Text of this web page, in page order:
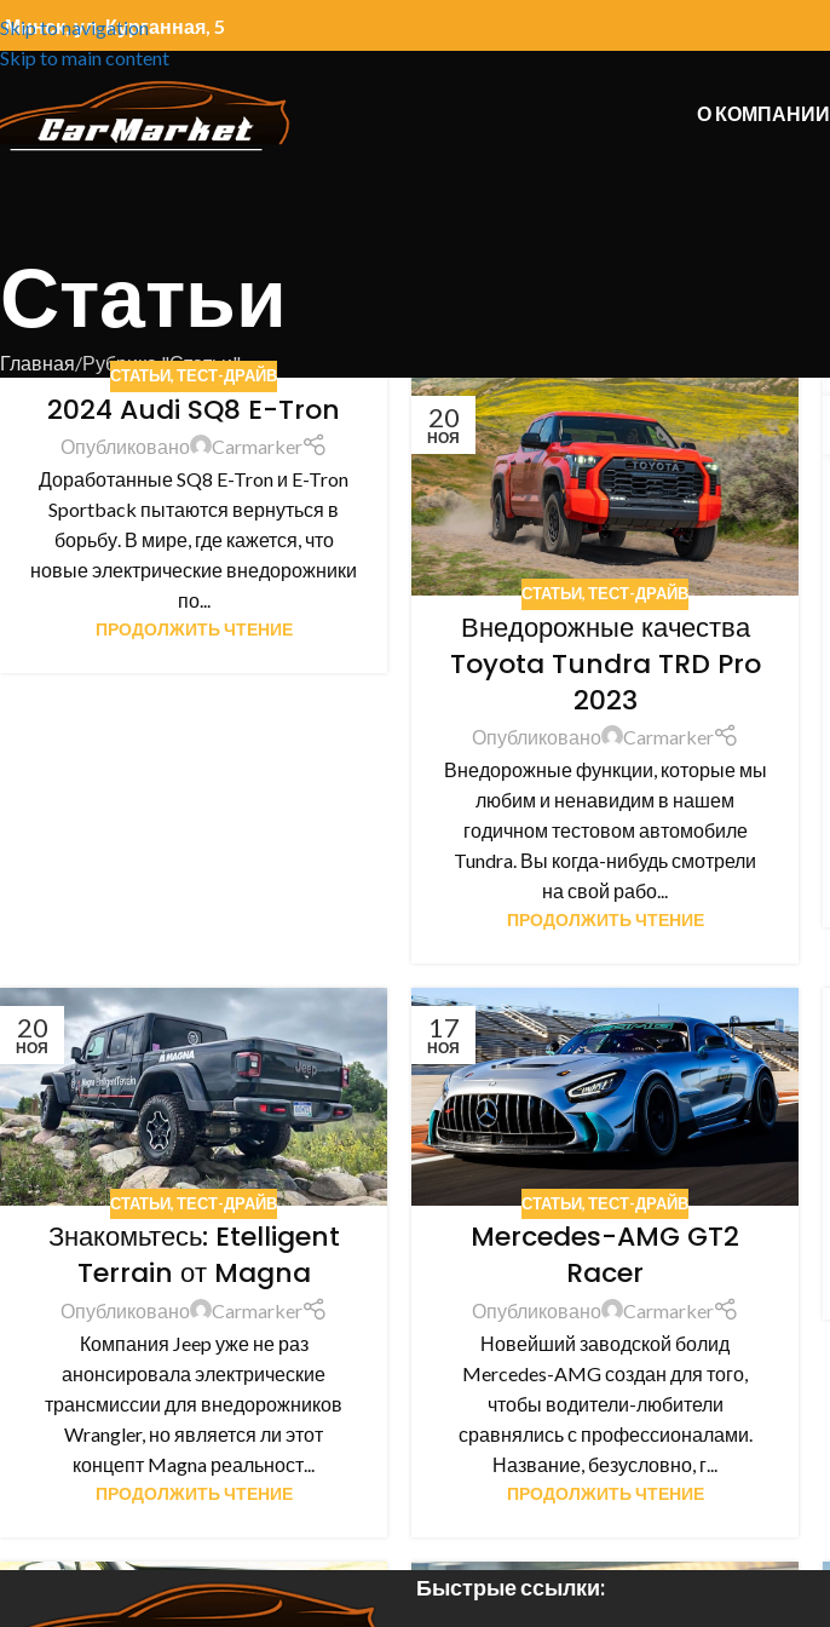
Skip to navigation
Skip to main content
Минск, ул. Курганная, 5
О КОМПАНИИ
Статьи
Главная Рубрика "Статьи"
СТАТЬИ,ТЕСТ-ДРАЙВ
2024 Audi SQ8 E-Tron
Опубликовано
Carmarker
Доработанные SQ8 E-Tron и E-Tron
Sportback пытаются вернуться в
борьбу. В мире, где кажется, что
новые электрические внедорожники
по...
ПРОДОЛЖИТЬ ЧТЕНИЕ
20
НОЯ
СТАТЬИ,ТЕСТ-ДРАЙВ
Внедорожные качества
Toyota Tundra TRD Pro
2023
Опубликовано
Carmarker
Внедорожные функции, которые мы
любим и ненавидим в нашем
годичном тестовом автомобиле
Tundra. Вы когда-нибудь смотрели
на свой рабо...
ПРОДОЛЖИТЬ ЧТЕНИЕ
20
НОЯ
СТАТЬИ,ТЕСТ-ДРАЙВ
Знакомьтесь: Etelligent
Terrain от Magna
Опубликовано
Carmarker
Компания Jeep уже не раз
анонсировала электрические
трансмиссии для внедорожников
Wrangler, но является ли этот
концепт Magna реальност...
ПРОДОЛЖИТЬ ЧТЕНИЕ
17
НОЯ
СТАТЬИ,ТЕСТ-ДРАЙВ
Mercedes-AMG GT2
Racer
Опубликовано
Carmarker
Новейший заводской болид
Mercedes-AMG создан для того,
чтобы водители-любители
сравнялись с профессионалами.
Название, безусловно, г...
ПРОДОЛЖИТЬ ЧТЕНИЕ
НОЯ
15
Быстрые ссылки: